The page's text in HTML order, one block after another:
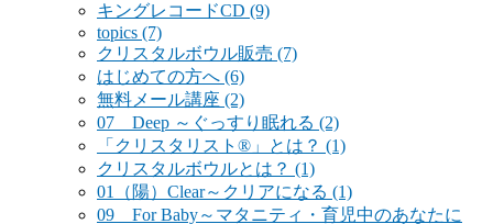
キングレコードCD (9)
topics (7)
クリスタルボウル販売 (7)
はじめての方へ (6)
無料メール講座 (2)
07 Deep ～ぐっすり眠れる (2)
「クリスタリスト®」とは？ (1)
クリスタルボウルとは？ (1)
01（陽）Clear～クリアになる (1)
09 For Baby～マタニティ・育児中のあなたに